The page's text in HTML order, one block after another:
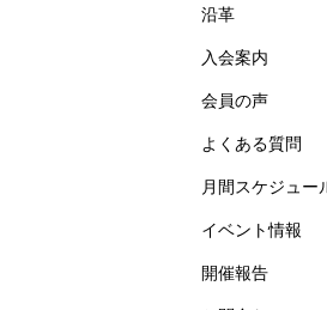
沿革
入会案内
会員の声
よくある質問
月間スケジュー
イベント情報
開催報告